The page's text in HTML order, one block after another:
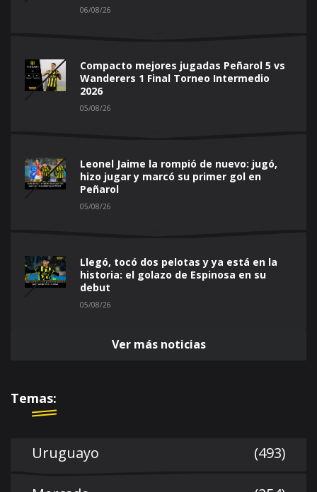
06/08/26
Compacto mejores jugadas Peñarol 5 vs
Wanderers 1 Final Torneo Intermedio
2026
05/08/26
Leonel Jaime la rompió de nuevo: jugó,
hizo jugar y marcó su primer gol en
Peñarol
05/08/26
Llegó, tocó dos pelotas y ya está en la
historia: el golazo de Espinosa en su
debut
05/08/26
Ver más noticias
Temas:
Uruguayo (493)